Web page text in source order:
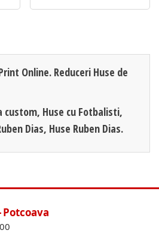
Online. Reduceri Huse de
custom, Huse cu Fotbalisti,
Dias, Huse Ruben Dias.
Potcoava